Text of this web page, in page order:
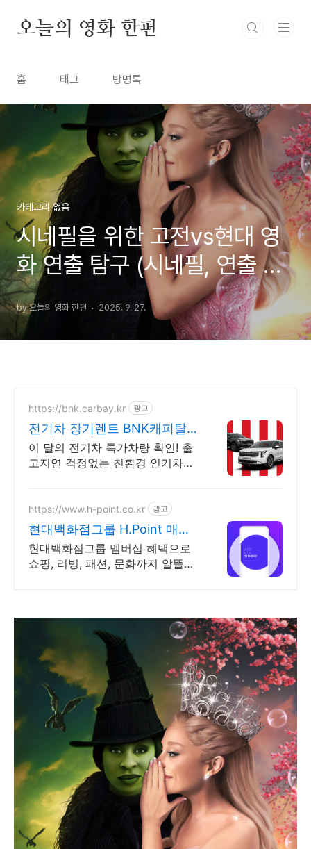
오늘의 영화 한편
홈 태그 방명록
카테고리 없음
시네필을 위한 고전vs현대 영
화 연출 탐구 (시네필, 연출 비
교, 명작 분석)
by 오늘의 영화 한편 2025. 9. 27.
https://bnk.carbay.kr 광고
전기차 장기렌트 BNK캐피탈
전기차 인기모델 타임특가
이 달의 전기차 특가차량 확인! 출
고지연 걱정없는 친환경 인기차량
로 선점하자!
https://www.h-point.co.kr 광고
현대백화점그룹 H.Point 매일
최대 5천 포인트 적립
현대백화점그룹 멤버십 혜택으로
쇼핑, 리빙, 패션, 문화까지 알뜰하